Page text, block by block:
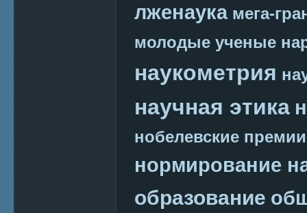
лженаука мега-
молодые ученые
наукометрия
научная этика
нобелевские премии
нормирование
образование